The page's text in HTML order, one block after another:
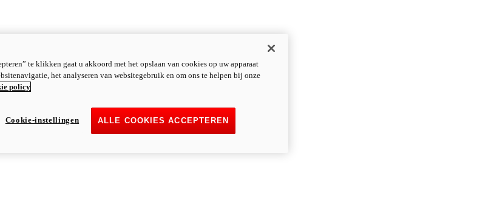
te klikken gaat u akkoord met het opslaan van cookies op uw apparaat
het analyseren van websitegebruik en om ons te helpen bij onze
policy
ALLE COOKIES ACCEPTEREN
Cookie-instellingen